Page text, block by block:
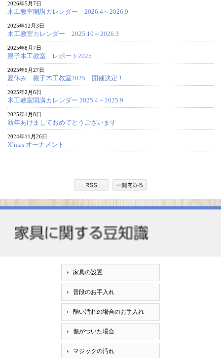
2026年5月7日
木工教室開講カレンダー 2026.4～2026.9
2025年12月3日
木工教室カレンダー 2025.10～2026.3
2025年8月7日
親子木工教室 レポート2025
2025年5月27日
夏休み 親子木工教室2025 開催決定！
2025年2月6日
木工教室開講カレンダー 2025.4～2025.9
2025年1月8日
新年あけましておめでとうございます
2024年11月26日
X’mas オーナメント
家具の設置
普段のお手入れ
酷い汚れの場合のお手入れ
傷がついた場合
マジックの汚れ